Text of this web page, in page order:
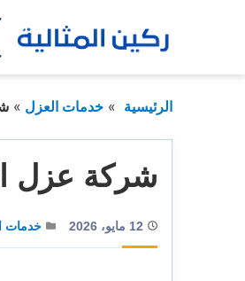
المحتوى
الرئيسية خدمات العزل
شركة عزل
12 مايو، 2026 خدمات